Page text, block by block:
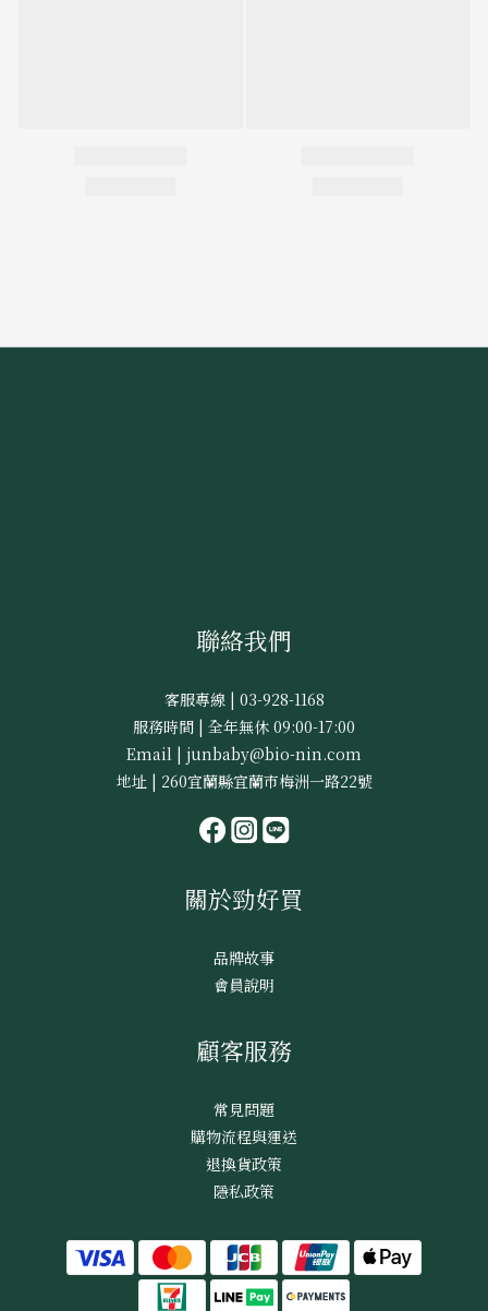
聯絡我們
客服專線 | 03-928-1168
服務時間 | 全年無休 09:00-17:00
Email | junbaby@bio-nin.com
地址 | 260宜蘭縣宜蘭市梅洲一路22號
關於勁好買
品牌故事
會員說明
顧客服務
常見問題
購物流程與運送
退換貨政策
隱私政策